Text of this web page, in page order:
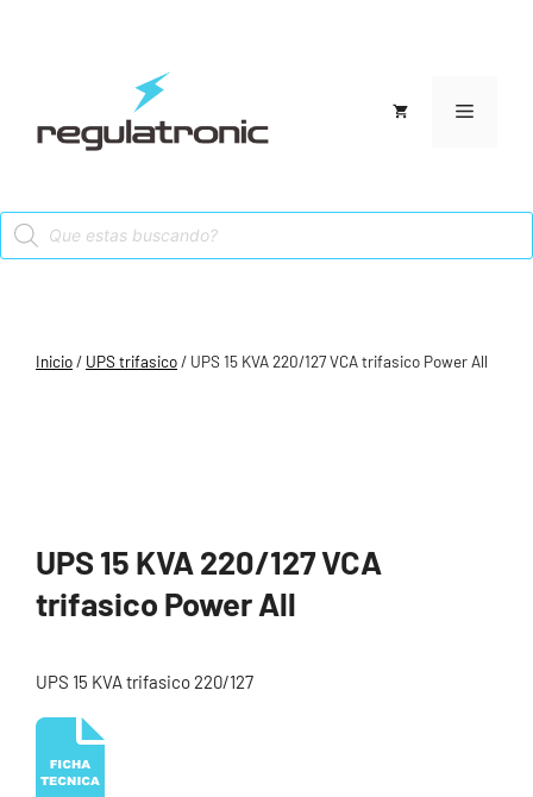
Menú
Products
search
Inicio/ UPS trifasico/ UPS 15 KVA 220/127 VCA trifasico Power All
UPS 15 KVA 220/127 VCA
trifasico Power All
UPS 15 KVA trifasico 220/127